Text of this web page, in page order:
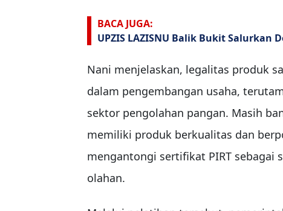
BACA JUGA:
UPZIS LAZISNU Balik Bukit Salurkan
Nani menjelaskan, legalitas produk
dalam pengembangan usaha,
sektor pengolahan pangan. Masih
memiliki produk berkualitas dan
mengantongi sertifikat PIRT sebagai
olahan.